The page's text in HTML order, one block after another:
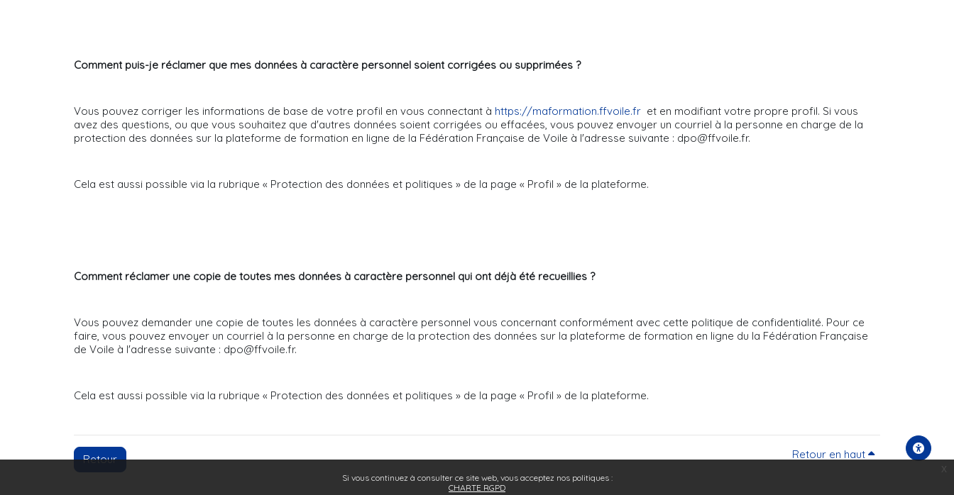
Si vous continuez à consulter ce site web, vous acceptez nos politiques :
CHARTE RGPD
Comment puis-je réclamer que mes données à caractère personnel soient corrigées ou supprimées ?
Vous pouvez corriger les informations de base de votre profil en vous connectant à https://maformation.ffvoile.fr et en modifiant votre propre profil. Si vous
avez des questions, ou que vous souhaitez que d'autres données soient corrigées ou effacées, vous pouvez envoyer un courriel à la personne en charge de la
protection des données sur la plateforme de formation en ligne de la Fédération Française de Voile à l'adresse suivante : dpo@ffvoile.fr.
Cela est aussi possible via la rubrique « Protection des données et politiques » de la page « Profil » de la plateforme.
Comment réclamer une copie de toutes mes données à caractère personnel qui ont déjà été recueillies ?
Vous pouvez demander une copie de toutes les données à caractère personnel vous concernant conformément avec cette politique de confidentialité. Pour ce
faire, vous pouvez envoyer un courriel à la personne en charge de la protection des données sur la plateforme de formation en ligne du la Fédération Française
de Voile à l'adresse suivante : dpo@ffvoile.fr.
Cela est aussi possible via la rubrique « Protection des données et politiques » de la page « Profil » de la plateforme.
Retour Retour en haut